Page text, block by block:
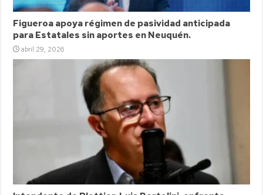
Figueroa apoya régimen de pasividad anticipada
para Estatales sin aportes en Neuquén.
abril 29, 2026